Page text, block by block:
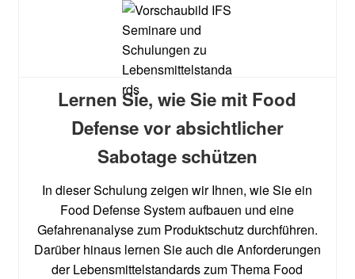
Lernen Sie, wie Sie mit Food
Defense vor absichtlicher
Sabotage schützen
In dieser Schulung zeigen wir Ihnen, wie Sie ein
Food Defense System aufbauen und eine
Gefahrenanalyse zum Produktschutz durchführen.
Darüber hinaus lernen Sie auch die Anforderungen
der Lebensmittelstandards zum Thema Food